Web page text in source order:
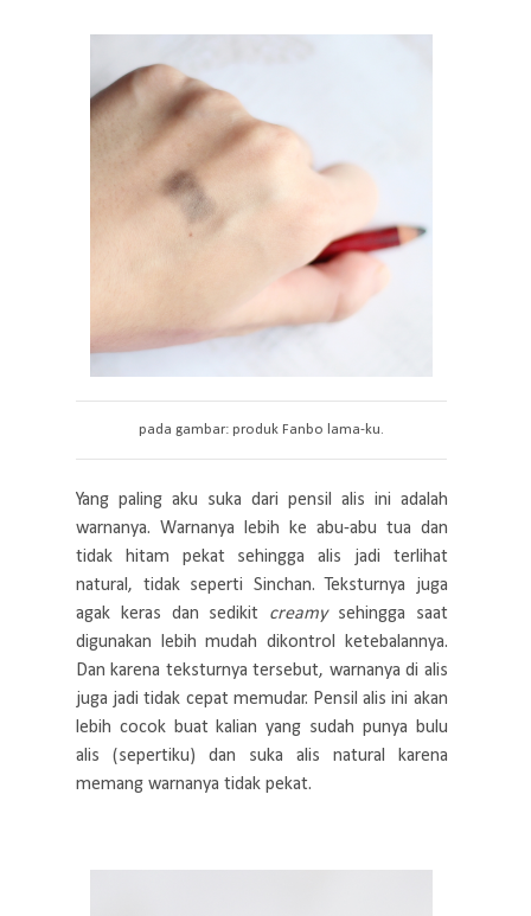
pada gambar: produk Fanbo lama-ku.
Yang paling aku suka dari pensil alis ini adalah
warnanya. Warnanya lebih ke abu-abu tua dan
tidak hitam pekat sehingga alis jadi terlihat
natural, tidak seperti Sinchan. Teksturnya juga
agak keras dan sedikit creamy sehingga saat
digunakan lebih mudah dikontrol ketebalannya.
Dan karena teksturnya tersebut, warnanya di alis
juga jadi tidak cepat memudar. Pensil alis ini akan
lebih cocok buat kalian yang sudah punya bulu
alis (sepertiku) dan suka alis natural karena
memang warnanya tidak pekat.